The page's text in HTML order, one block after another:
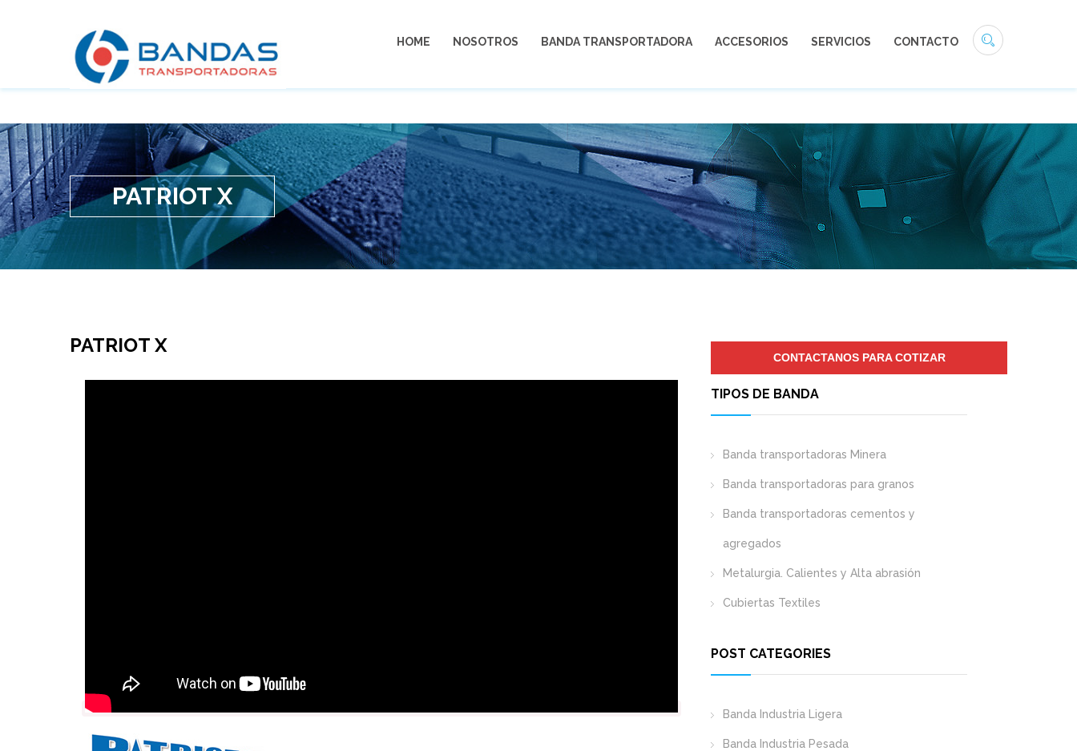
HOME NOSOTROS BANDA TRANSPORTADORA ACCESORIOS SERVICIOS CONTACTO
PATRIOT X
PATRIOT X
CONTACTANOS PARA COTIZAR
TIPOS DE BANDA
Banda transportadoras Minera
Banda transportadoras para granos
Banda transportadoras cementos y
agregados
Metalurgia. Calientes y Alta abrasión
Cubiertas Textiles
POST CATEGORIES
Banda Industria Ligera
Banda Industria Pesada